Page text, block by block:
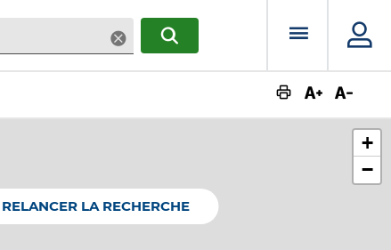
SupprimerRECHERCHERMenu
+
−
RELANCER LA RECHERCHE